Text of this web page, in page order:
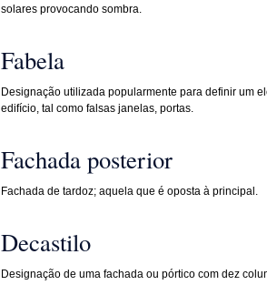
solares provocando sombra.
Fabela
Designação utilizada popularmente para definir um
edifício, tal como falsas janelas, portas.
Fachada posterior
Fachada de tardoz; aquela que é oposta à principal.
Decastilo
Designação de uma fachada ou pórtico com dez